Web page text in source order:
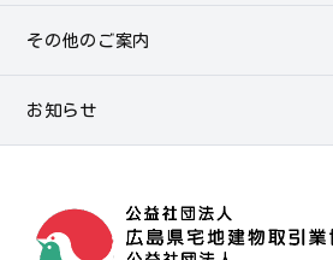
その他のご案内
お知らせ